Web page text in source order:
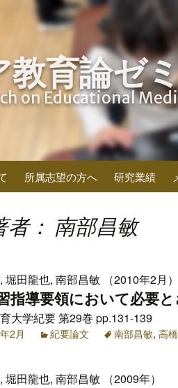
教育論ゼ
on Educational
所属志望の方へ 研究業績
者： 南部昌敏
堀田龍也, 南部昌敏 （2010年2月）
指導要領において必要
大学紀要 第29巻 pp.131-139
2月 紀要論文 南部昌敏, 高
堀田龍也, 南部昌敏 （2009年）